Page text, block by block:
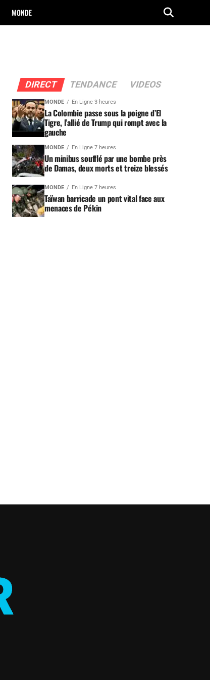
MONDE
DIRECT TENDANCE VIDEOS
MONDE En Ligne 3 heures
La Colombie passe sous la poigne d’El
Tigre, l’allié de Trump qui rompt avec la
gauche
MONDE En Ligne 7 heures
Un minibus soufflé par une bombe près
de Damas, deux morts et treize blessés
MONDE En Ligne 7 heures
Taïwan barricade un pont vital face aux
menaces de Pékin